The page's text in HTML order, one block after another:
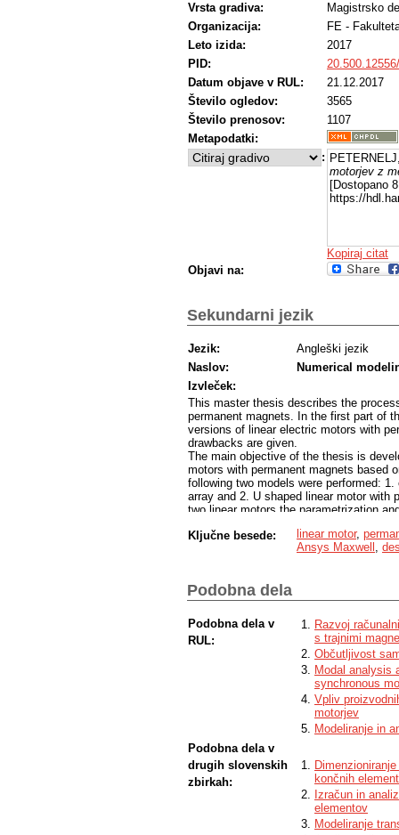
Vrsta gradiva:
Magistrsko
Organizacija:
FE -
Leto izida:
2017
PID:
Datum objave v RUL:
21.12.2017
Število ogledov:
3565
Število prenosov:
1107
Metapodatki:
:
motorjev z
[Dostopano
https://
Kopiraj citat
Objavi na:
Sekundarni jezik
Jezik:
Angleški jezik
Naslov:
Numerical
Izvleček:
This master thesis describes the
permanent magnets. In the first part of
versions of linear electric motors with
drawbacks are given.
The main objective of the thesis is
motors with permanent magnets based
following two models were performed:
array and 2. U shaped linear motor with
two linear motors the parametrization
parametrization and optimization the
final part of the master thesis, a
Ključne besede: linear motor,
Ansys Maxwell
Podobna dela
Podobna dela v
RUL:
Razvoj
s trajnimi
Občutljivost
Modal analysis
synchronous
Vpliv
motorjev
Modeliranje in
Podobna dela v
drugih slovenskih
zbirkah:
končnih
Izračun in
elementov
Modeliranje